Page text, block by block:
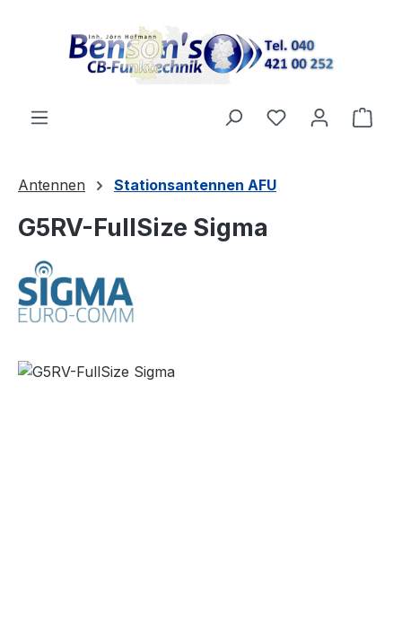
Antennen Stationsantennen AFU
G5RV-FullSize Sigma
Bildergalerie überspringen